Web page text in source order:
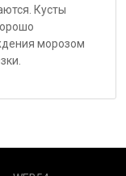
Кусты
морозом